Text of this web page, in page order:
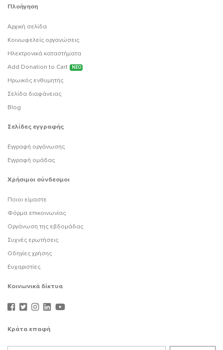
Πλοήγηση
Αρχική σελίδα
Κοινωφελείς οργανώσεις
Ηλεκτρονικά καταστήματα
Add Donation to Cart
ΝΕΟ
Ηρωικός ενθυμητής
Σελίδα διαφάνειας
Blog
Σελίδες εγγραφής
Εγγραφή οργάνωσης
Εγγραφή ομάδας
Χρήσιμοι σύνδεσμοι
Ποιοι είμαστε
Φόρμα επικοινωνίας
Οργάνωση της εβδομάδας
Συχνές ερωτήσεις
Οδηγίες χρήσης
Ευχαριστίες
Κοινωνικά δίκτυα
Κράτα επαφή